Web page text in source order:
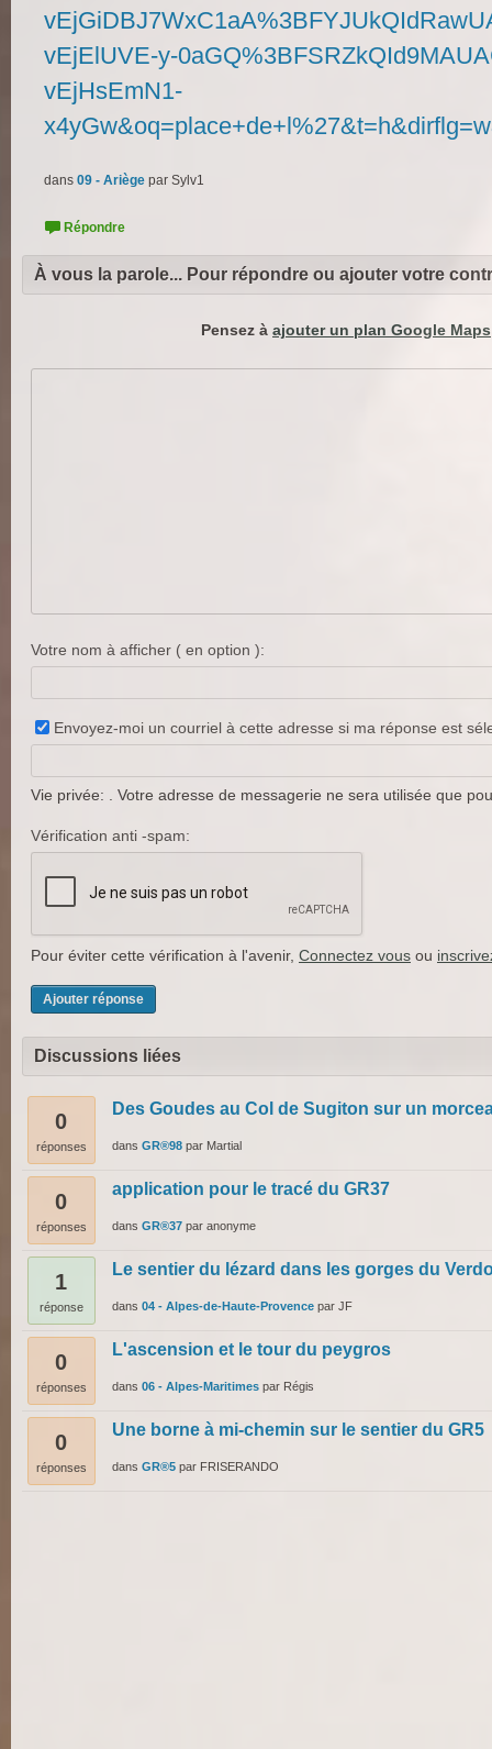
vEjElUVE-y-
vEjHsEmN1-
dans 09 - Ariège par Sylv1
À vous la parole... Pour répondre ou ajouter votre
Pensez à ajouter un plan Google Maps
Votre nom à afficher ( en option ):
Envoyez-moi un courriel à cette adresse si ma réponse est
Vie privée: . Votre adresse de messagerie ne sera utilisée que
Vérification anti -spam:
Pour éviter cette vérification à l'avenir, Connectez vous ou
Discussions liées
0
réponses
Des Goudes au Col de Sugiton sur un
dans GR®98 par Martial
0
réponses
application pour le tracé du GR37
dans GR®37 par anonyme
1
réponse
Le sentier du lézard dans les gorges du
dans 04 - Alpes-de-Haute-Provence par JF
0
réponses
L'ascension et le tour du peygros
dans 06 - Alpes-Maritimes par Régis
0
réponses
Une borne à mi-chemin sur le sentier du GR5
dans GR®5 par FRISERANDO